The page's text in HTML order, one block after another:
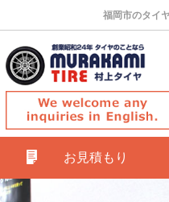
福岡市のタイ
お見積もり